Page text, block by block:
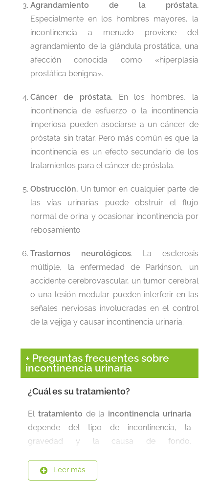
Agrandamiento de la próstata.
Especialmente en los hombres mayores, la
incontinencia a menudo proviene del
agrandamiento de la glándula prostática, una
afección conocida como «hiperplasia
prostática benigna».
Cáncer de próstata.En los hombres, la
incontinencia de esfuerzo o la incontinencia
imperiosa pueden asociarse a un cáncer de
próstata sin tratar. Pero más común es que la
incontinencia es un efecto secundario de los
tratamientos para el cáncer de próstata.
Obstrucción. Un tumor en cualquier parte de
las vías urinarias puede obstruir el flujo
normal de orina y ocasionar incontinencia por
rebosamiento
Trastornos neurológicos. La esclerosis
múltiple, la enfermedad de Parkinson, un
accidente cerebrovascular, un tumor cerebral
o una lesión medular pueden interferir en las
señales nerviosas involucradas en el control
de la vejiga y causar incontinencia urinaria.
+ Preguntas frecuentes sobre
incontinencia urinaria
¿Cuál es su tratamiento?
Eltratamiento de la incontinencia urinaria
depende del tipo de incontinencia, la
gravedad y la causa de fondo.
de tratamientos. Si la enfermedad
preexistente es la causante de los síntomas,
Leer más